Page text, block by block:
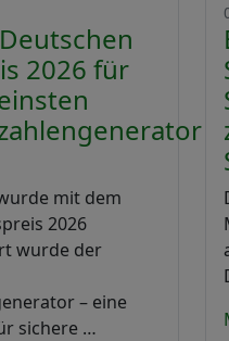
2026 für
mit dem
2026
wurde der
– eine
sichere …